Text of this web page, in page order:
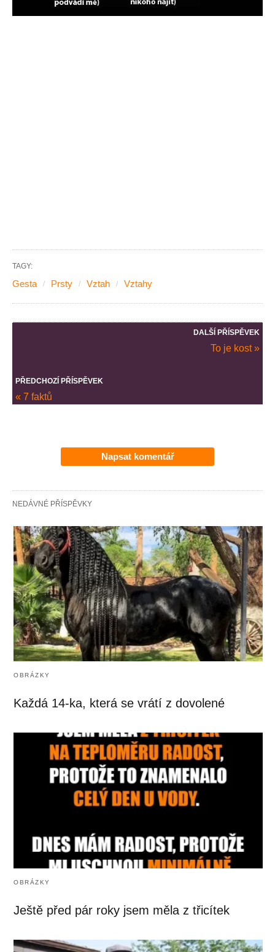
TAGY:
Gesta Prsty Vztah Vztahy
DALŠÍ PŘÍSPĚVEK
To je kost »
PŘEDCHOZÍ PŘÍSPĚVEK
« 7 faktů
Napsat komentář
NEDÁVNÉ PŘÍSPĚVKY
OBRÁZKY
Každá 14-ka, která se vrátí z dovolené
OBRÁZKY
Ještě před pár roky jsem měla z třicítek